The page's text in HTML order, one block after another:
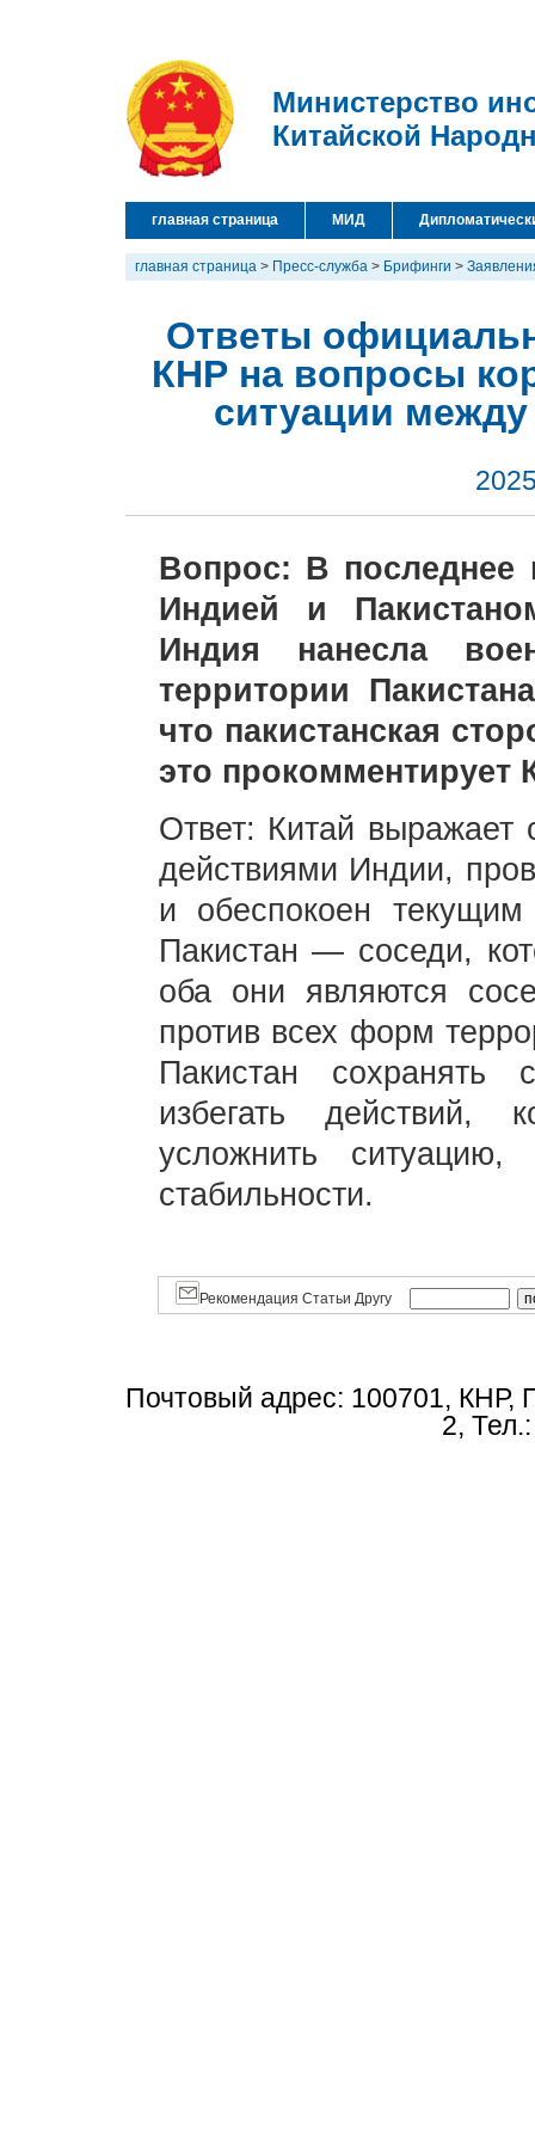
Министерство
Китайской
главная страница МИД
главная страница > Пресс-служба > Брифинги >
Ответы
КНР на вопросы
ситуации
Вопрос: В последнее
Индией и
Индия нанесла
территории
что пакистанская
это прокомментирует
Ответ: Китай
действиями Индии,
и обеспокоен
Пакистан — соседи,
оба они являются
против всех форм
Пакистан сохранять
избегать
усложнить
стабильности.
Рекомендация Статьи Другу
Почтовый адрес: 100701, КНР,
2,